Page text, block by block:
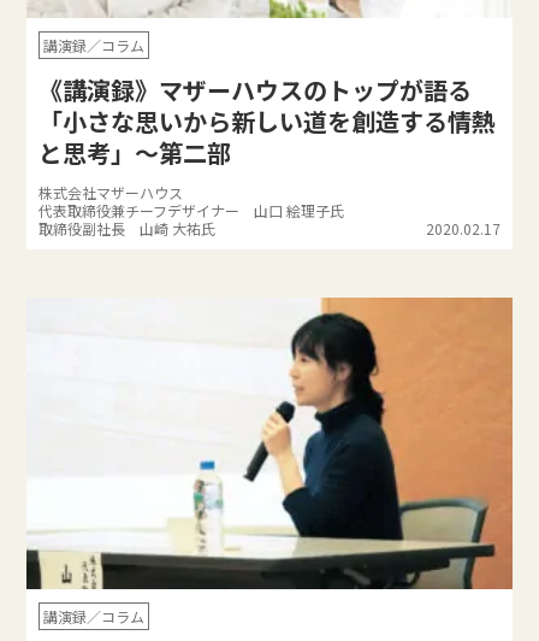
講演録／コラム
《講演録》マザーハウスのトップが語る
「小さな思いから新しい道を創造する情熱
と思考」～第二部
株式会社マザーハウス
代表取締役兼チーフデザイナー 山口 絵理子氏
取締役副社長 山崎 大祐氏
2020.02.17
講演録／コラム